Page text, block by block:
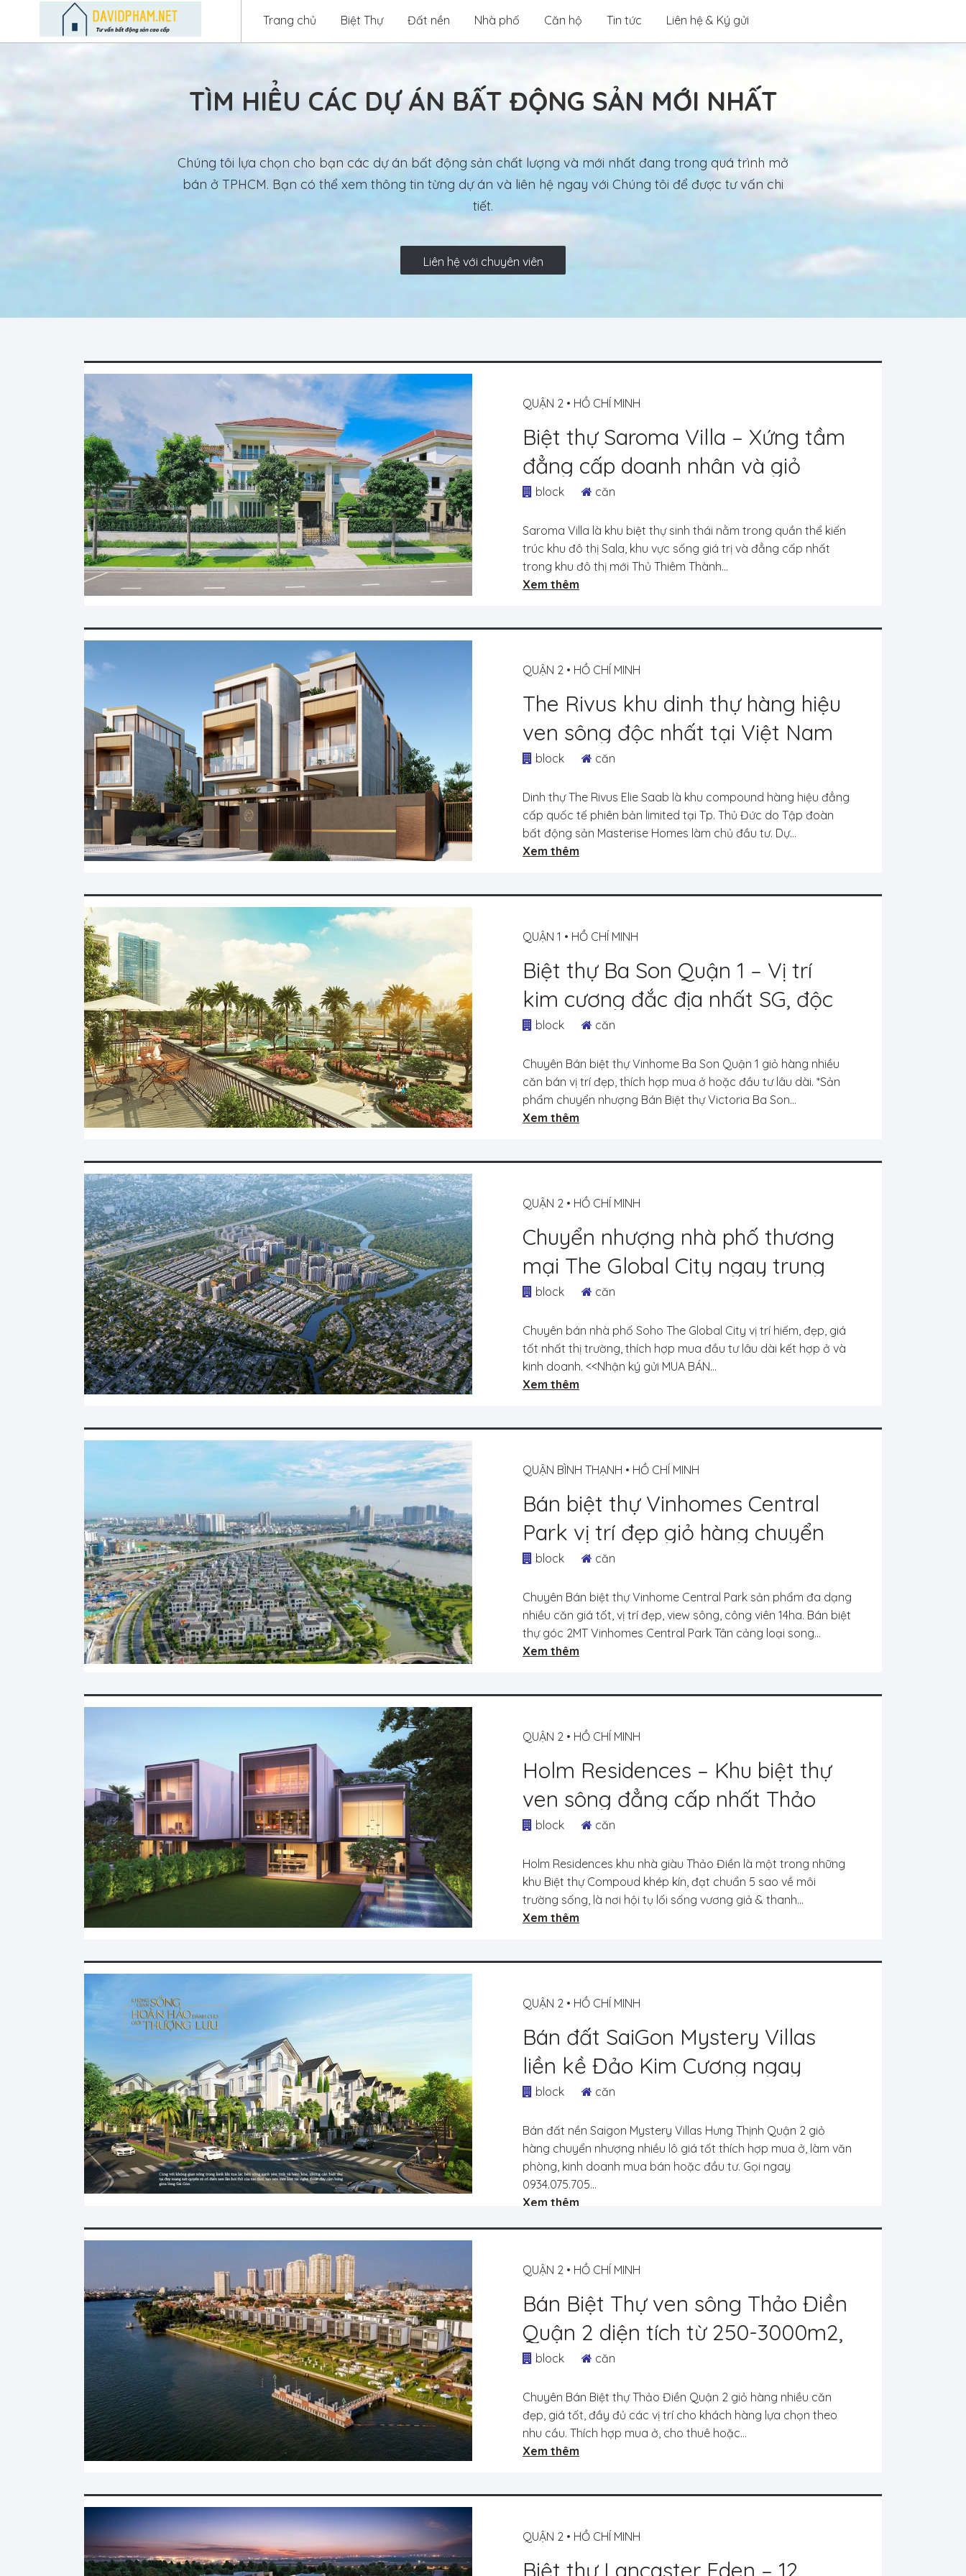
Trang chủ Biệt Thự Đất nền Nhà phố Căn hộ Tin tức Liên hệ & Ký gửi
TÌM HIỂU CÁC DỰ ÁN BẤT ĐỘNG SẢN MỚI NHẤT
Chúng tôi lựa chọn cho bạn các dự án bất động sản chất lượng và mới nhất đang trong quá trình mở
bán ở TPHCM. Bạn có thể xem thông tin từng dự án và liên hệ ngay với Chúng tôi để được tư vấn chi
tiết.
Liên hệ với chuyên viên
QUẬN 2 • HỒ CHÍ MINH
Biệt thự Saroma Villa – Xứng tầm
đẳng cấp doanh nhân và giỏ
hàng chuyển nhượng mới nhất
block căn
Saroma Villa là khu biệt thự sinh thái nằm trong quần thể kiến
trúc khu đô thị Sala, khu vực sống giá trị và đẳng cấp nhất
trong khu đô thị mới Thủ Thiêm Thành...
Xem thêm
QUẬN 2 • HỒ CHÍ MINH
The Rivus khu dinh thự hàng hiệu
ven sông độc nhất tại Việt Nam
thương hiệu Elie Saab
block căn
Dinh thự The Rivus Elie Saab là khu compound hàng hiệu đẳng
cấp quốc tế phiên bản limited tại Tp. Thủ Đức do Tập đoàn
bất động sản Masterise Homes làm chủ đầu tư. Dự...
Xem thêm
QUẬN 1 • HỒ CHÍ MINH
Biệt thự Ba Son Quận 1 – Vị trí
kim cương đắc địa nhất SG, độc
quyền 06 căn đẹp giá gốc CĐT
block căn
Chuyên Bán biệt thự Vinhome Ba Son Quận 1 giỏ hàng nhiều
căn bán vị trí đẹp, thích hợp mua ở hoặc đầu tư lâu dài. *Sản
phẩm chuyển nhượng Bán Biệt thự Victoria Ba Son...
Xem thêm
QUẬN 2 • HỒ CHÍ MINH
Chuyển nhượng nhà phố thương
mại The Global City ngay trung
tâm Tp. Thủ Đức
block căn
Chuyên bán nhà phố Soho The Global City vị trí hiếm, đẹp, giá
tốt nhất thị trường, thích hợp mua đầu tư lâu dài kết hợp ở và
kinh doanh. <<Nhận ký gửi MUA BÁN...
Xem thêm
QUẬN BÌNH THẠNH • HỒ CHÍ MINH
Bán biệt thự Vinhomes Central
Park vị trí đẹp giỏ hàng chuyển
nhượng mới nhất giá tốt
block căn
Chuyên Bán biệt thự Vinhome Central Park sản phẩm đa dạng
nhiều căn giá tốt, vị trí đẹp, view sông, công viên 14ha. Bán biệt
thự góc 2MT Vinhomes Central Park Tân cảng loại song...
Xem thêm
QUẬN 2 • HỒ CHÍ MINH
Holm Residences – Khu biệt thự
ven sông đẳng cấp nhất Thảo
Điền và giỏ hàng chuyển nhượng
block căn
Holm Residences khu nhà giàu Thảo Điền là một trong những
khu Biệt thự Compoud khép kín, đạt chuẩn 5 sao về môi
trường sống, là nơi hội tụ lối sống vương giả & thanh...
Xem thêm
QUẬN 2 • HỒ CHÍ MINH
Bán đất SaiGon Mystery Villas
liền kề Đảo Kim Cương ngay
trung tâm hành chính Tp.Thủ Đức
block căn
Bán đất nền Saigon Mystery Villas Hưng Thịnh Quận 2 giỏ
hàng chuyển nhượng nhiều lô giá tốt thích hợp mua ở, làm văn
phòng, kinh doanh mua bán hoặc đầu tư. Gọi ngay
0934.075.705...
Xem thêm
QUẬN 2 • HỒ CHÍ MINH
Bán Biệt Thự ven sông Thảo Điền
Quận 2 diện tích từ 250-3000m2,
thích hợp mua ở hoặc đầu tư
block căn
Chuyên Bán Biệt thự Thảo Điền Quận 2 giỏ hàng nhiều căn
đẹp, giá tốt, đầy đủ các vị trí cho khách hàng lựa chọn theo
nhu cầu. Thích hợp mua ở, cho thuê hoặc...
Xem thêm
QUẬN 2 • HỒ CHÍ MINH
Biệt thự Lancaster Eden – 12